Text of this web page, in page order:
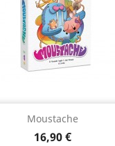
Moustache
Prix
16,90 €